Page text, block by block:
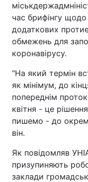
час брифінгу
додаткових
обмежень для
коронавірусу.
"На який термін
як мінімум, до
попереднім
квітня - це
пишемо - до
він.
Як повідомляв
призупиняють
заклади